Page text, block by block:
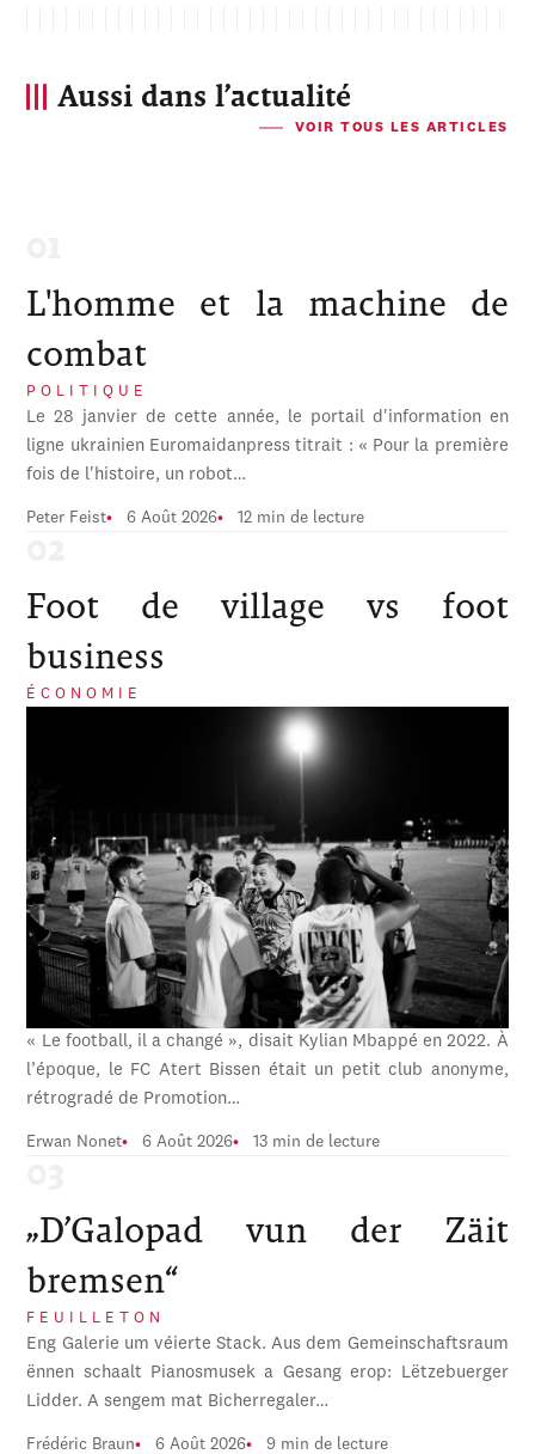
Aussi dans l’actualité
VOIR TOUS LES ARTICLES
L'homme et la machine de
combat
POLITIQUE
Le 28 janvier de cette année, le portail d'information en
ligne ukrainien Euromaidanpress titrait : « Pour la première
fois de l'histoire, un robot…
Peter Feist 6 Août 2026 12 min de lecture
Foot de village vs foot
business
ÉCONOMIE
« Le football, il a changé », disait Kylian Mbappé en 2022. À
l’époque, le FC Atert Bissen était un petit club anonyme,
rétrogradé de Promotion…
Erwan Nonet 6 Août 2026 13 min de lecture
„D’Galopad vun der Zäit
bremsen“
FEUILLETON
Eng Galerie um véierte Stack. Aus dem Gemeinschaftsraum
ënnen schaalt Pianosmusek a Gesang erop: Lëtzebuerger
Lidder. A sengem mat Bicherregaler…
Frédéric Braun 6 Août 2026 9 min de lecture